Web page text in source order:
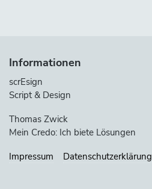
Informationen
scrEsign
Script & Design
Thomas Zwick
Mein Credo: Ich biete Lösungen
Impressum
Datenschutzerklärung